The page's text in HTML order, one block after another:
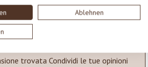
Ablehnen
solo nella lingua corrente.
trovata Condividi le tue opinioni